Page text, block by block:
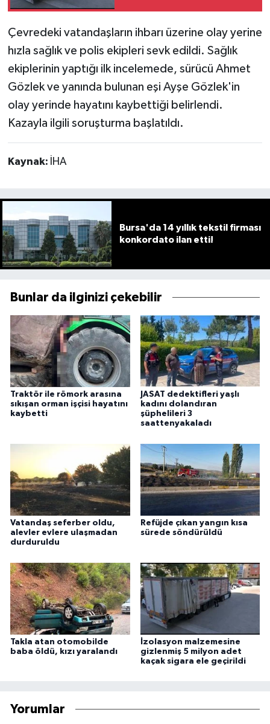
Çevredeki vatandaşların ihbarı üzerine olay yerine
hızla sağlık ve polis ekipleri sevk edildi. Sağlık
ekiplerinin yaptığı ilk incelemede, sürücü Ahmet
Gözlek ve yanında bulunan eşi Ayşe Gözlek'in
olay yerinde hayatını kaybettiği belirlendi.
Kazayla ilgili soruşturma başlatıldı.
Kaynak: İHA
Bursa'da 14 yıllık tekstil firması
konkordato ilan etti!
Bunlar da ilginizi çekebilir
Traktör ile römork arasına
sıkışan orman işçisi hayatını
kaybetti
JASAT dedektifleri yaşlı
kadını dolandıran
şüphelileri 3
saattenyakaladı
Vatandaş seferber oldu,
alevler evlere ulaşmadan
durduruldu
Refüjde çıkan yangın kısa
sürede söndürüldü
Takla atan otomobilde
baba öldü, kızı yaralandı
İzolasyon malzemesine
gizlenmiş 5 milyon adet
kaçak sigara ele geçirildi
Yorumlar